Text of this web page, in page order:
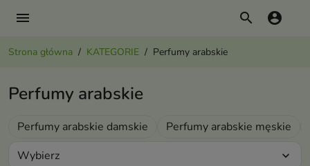
menu search account_circle
Strona główna KATEGORIE Perfumy arabskie
Perfumy arabskie
Perfumy arabskie damskie Perfumy arabskie męskie
Wybierz expand_more